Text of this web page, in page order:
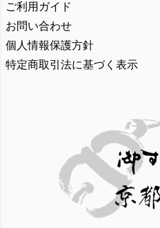
ご利用ガイド
お問い合わせ
個人情報保護方針
特定商取引法に基づく表示